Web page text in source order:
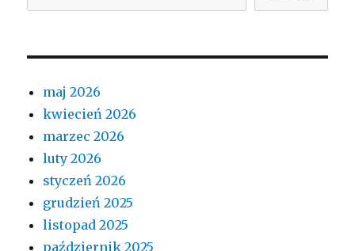
maj 2026
kwiecień 2026
marzec 2026
luty 2026
styczeń 2026
grudzień 2025
listopad 2025
październik 2025